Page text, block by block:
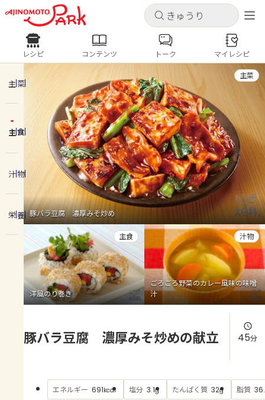
キャンセル
ログインするとレシピを保存できます
ログイン 新規登録
ホーム
コンテンツ
レシピ
トーク
よくあるお問い合わせ
お買い物
AJINOMOTO PARK とは
キャンセル
レシピ コンテンツ
人気の食材・レシピ
きゅうり なす トマト
とうもろこし
ピーマン
みょうが ゴーヤ
レシピ コンテンツ トーク マイレシピ
主菜
主食
汁物
栄養 豚バラ豆腐 濃厚みそ炒め
主菜
洋風のり巻き
主食
ごろごろ野菜のカレー風味の味噌
汁
汁物
豚バラ豆腐 濃厚みそ炒めの献立 45分
エネルギー 691kcal 塩分 3.1g たんぱく質 32g 脂質